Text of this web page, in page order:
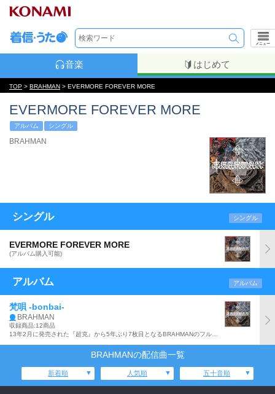
メニュー
音楽 はじめて
TOP > BRAHMAN > EVERMORE FOREVER MORE
EVERMORE FOREVER MORE
アルバム シングル
BRAHMAN
シングル シングル
EVERMORE FOREVER MORE
(アルバム購入可能)
アルバム アルバム
梵唄 -bonbai-
BRAHMAN
収録商品:12商品
BRAHMANの配信曲一覧
新着順 人気順 五十音順